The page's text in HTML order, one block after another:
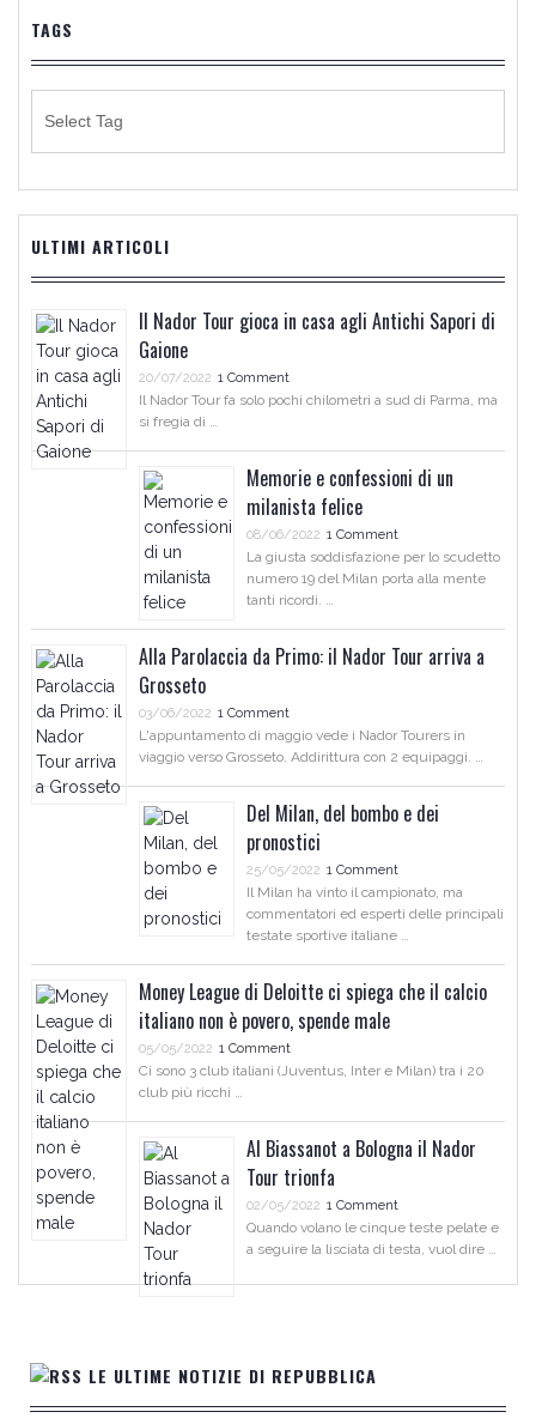
TAGS
ULTIMI ARTICOLI
Il Nador Tour gioca in casa agli Antichi Sapori di
Gaione
20/07/2022 1 Comment
Il Nador Tour fa solo pochi chilometri a sud di Parma, ma
si fregia di …
Memorie e confessioni di un
milanista felice
08/06/2022 1 Comment
La giusta soddisfazione per lo scudetto
numero 19 del Milan porta alla mente
tanti ricordi. …
Alla Parolaccia da Primo: il Nador Tour arriva a
Grosseto
03/06/2022 1 Comment
L'appuntamento di maggio vede i Nador Tourers in
viaggio verso Grosseto. Addirittura con 2 equipaggi. …
Del Milan, del bombo e dei
pronostici
25/05/2022 1 Comment
Il Milan ha vinto il campionato, ma
commentatori ed esperti delle principali
testate sportive italiane …
Money League di Deloitte ci spiega che il calcio
italiano non è povero, spende male
05/05/2022 1 Comment
Ci sono 3 club italiani (Juventus, Inter e Milan) tra i 20
club più ricchi …
Al Biassanot a Bologna il Nador
Tour trionfa
02/05/2022 1 Comment
Quando volano le cinque teste pelate e
a seguire la lisciata di testa, vuol dire …
LE ULTIME NOTIZIE DI REPUBBLICA